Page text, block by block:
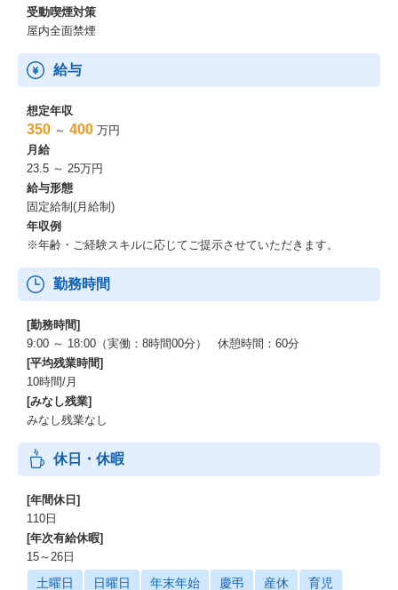
受動喫煙対策
屋内全面禁煙
給与
想定年収
350 ～ 400 万円
月給
23.5 ～ 25万円
給与形態
固定給制(月給制)
年収例
※年齢・ご経験スキルに応じてご提示させていただきます。
勤務時間
[勤務時間]
9:00 ～ 18:00（実働：8時間00分） 休憩時間：60分
[平均残業時間]
10時間/月
[みなし残業]
みなし残業なし
休日・休暇
[年間休日]
110日
[年次有給休暇]
15～26日
土曜日 日曜日 年末年始 慶弔 産休 育児